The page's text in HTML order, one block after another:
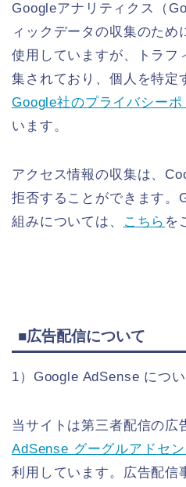
Googleアナリティクス（
ィックデータの収集のた
使用していますが、トラフ
集されており、個人を特定
Google社のプライバシーポ
います。
アクセス情報の収集は、
拒否することができます。
組みについては、
こちら を
■広告配信について
1）Google AdSense につ
当サイトは第三者配信の広
AdSense グーグルアドセン
利用しています。広告配信